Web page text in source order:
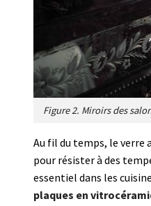
Au fil du temps, le verre
pour résister à des
essentiel dans les
plaques en